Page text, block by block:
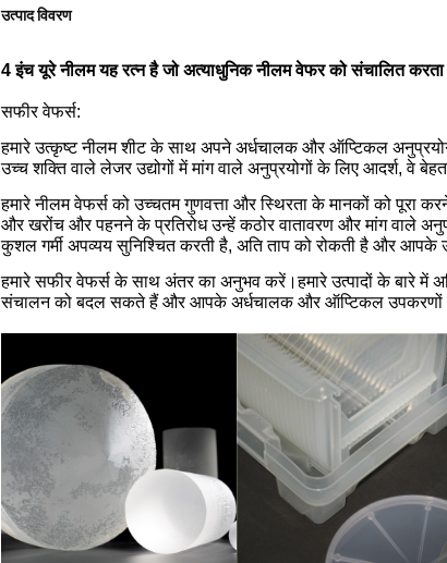
उत्पाद विवरण
4 इंच यूरे नीलम यह रत्न है जो अत्याधुनिक नीलम वेफर को संचालित करता
सफीर वेफर्स:
हमारे उत्कृष्ट नीलम शीट के साथ अपने अर्धचालक और ऑप्टिकल
उच्च शक्ति वाले लेजर उद्योगों में मांग वाले अनुप्रयोगों के लिए आदर्श, वे
हमारे नीलम वेफर्स को उच्चतम गुणवत्ता और स्थिरता के मानकों को पूरा
और खरोंच और पहनने के प्रतिरोध उन्हें कठोर वातावरण और मांग वाले
कुशल गर्मी अपव्यय सुनिश्चित करती है, अति ताप को रोकती है और आपके
हमारे सफीर वेफर्स के साथ अंतर का अनुभव करें।हमारे उत्पादों के बारे
संचालन को बदल सकते हैं और आपके अर्धचालक और ऑप्टिकल उपकरणों